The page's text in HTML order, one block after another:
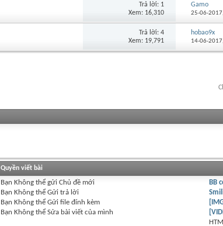
Trả lời: 1
Xem: 16,310
Gamo
25-06-
Trả lời: 4
Xem: 19,791
hobao9x
14-06-
Quyền viết bài
Bạn Không thểgửi Chủ đề mới
Bạn Không thểGửi trả lời
Bạn Không thểGửi file đính kèm
Bạn Không thểSửa bài viết của mình
BB